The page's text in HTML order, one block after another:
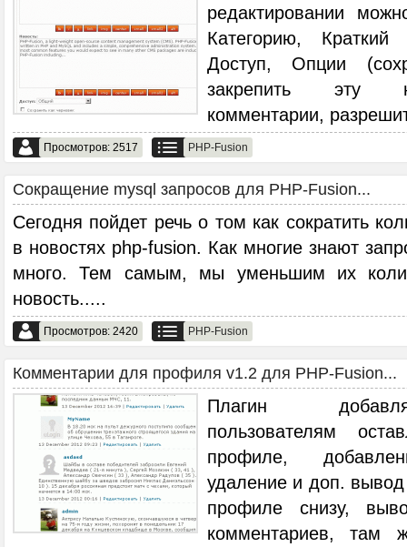
редактировании
Категорию,
Доступ, Опции
закрепить эту
комментарии,
Просмотров: 2517 PHP-Fusion
Сокращение mysql запросов для PHP-Fusion...
Сегодня пойдет речь о том как сократить
в новостях php-fusion. Как многие знают
много. Тем самым, мы уменьшим их
новость.....
Просмотров: 2420 PHP-Fusion
Комментарии для профиля v1.2 для PHP-Fusion...
Плагин
пользователям
профиле,
удаление и доп.
профиле снизу,
комментариев, там